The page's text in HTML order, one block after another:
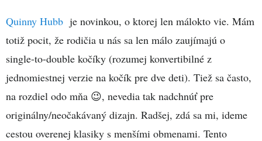
Quinny Hubb je novinkou, o ktorej len málokto vie. Mám
totiž pocit, že rodičia u nás sa len málo zaujímajú o
single-to-double kočíky (rozumej konvertibilné z
jednomiestnej verzie na kočík pre dve deti). Tiež sa často,
na rozdiel odo mňa 😉, nevedia tak nadchnúť pre
originálny/neočakávaný dizajn. Radšej, zdá sa mi, ideme
cestou overenej klasiky s menšími obmenami. Tento